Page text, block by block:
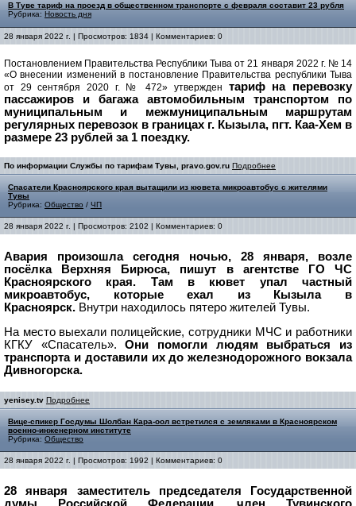
В Туве тариф на проезд в общественном транспорте с февраля составит 23 рубля
Рубрика: Новость дня
28 января 2022 г. | Просмотров: 1834 | Комментариев: 0
Постановлением Правительства Республики Тыва от 21 января 2022 г. № 14
«О внесении изменений в постановление Правительства республики Тыва
от 29 сентября 2020 г. № 472» утвержден тариф на перевозку
пассажиров и багажа автомобильным транспортом по
муниципальным и межмуниципальным маршрутам
регулярных перевозок в границах г. Кызыла, пгт. Каа-Хем в
размере 23 рублей за 1 поездку.
По информации Службы по тарифам Тувы, pravo.gov.ru Подробнее
Спасатели Красноярского края вытащили из кювета микроавтобус с жителями
Тувы
Рубрика: Общество / ЧП
28 января 2022 г. | Просмотров: 2102 | Комментариев: 0
Авария произошла сегодня ночью, 28 января, возле
посёлка Верхняя Бирюса, пишут в агентстве ГО ЧС
Красноярского края. Там в кювет упал частный
микроавтобус, которые ехал из Кызыла в
Красноярск. Внутри находилось пятеро жителей Тувы.
На место выехали полицейские, сотрудники МЧС и работники
КГКУ «Спасатель».Они помогли людям выбраться из
транспорта и доставили их до железнодорожного вокзала
Дивногорска.
yenisey.tv Подробнее
Вице-спикер Госдумы Шолбан Кара-оол встретился с земляками в Красноярском
военно-инженерном институте
Рубрика: Общество
28 января 2022 г. | Просмотров: 1992 | Комментариев: 0
28 января заместитель председателя Государственной